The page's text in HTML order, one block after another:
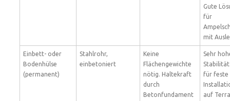
Gute
für
mit
Einbett- oder
Bodenhülse
(permanent)
Stahlrohr,
einbetoniert
Keine
Flächengewichte
nötig. Haltekraft
durch
Betonfundament
Sehr
für feste
auf